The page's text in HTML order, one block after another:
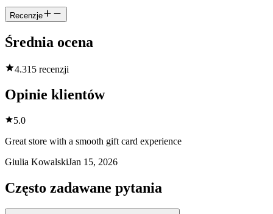
Recenzje
Średnia ocena
4.315 recenzji
Opinie klientów
5.0
Great store with a smooth gift card experience
Giulia KowalskiJan 15, 2026
Często zadawane pytania